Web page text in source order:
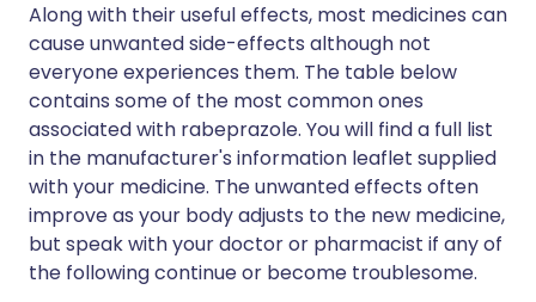
Along with their useful effects, most medicines can
cause unwanted side-effects although not
everyone experiences them. The table below
contains some of the most common ones
associated with rabeprazole. You will find a full list
in the manufacturer's information leaflet supplied
with your medicine. The unwanted effects often
improve as your body adjusts to the new medicine,
but speak with your doctor or pharmacist if any of
the following continue or become troublesome.